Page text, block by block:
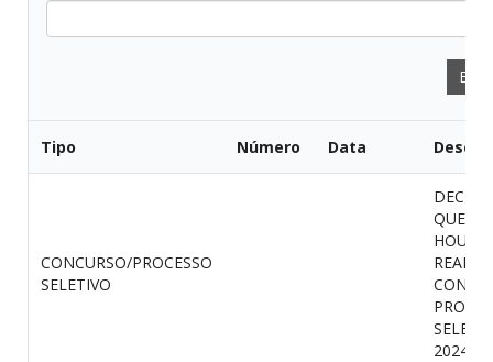
Tipo Número Data
CONCURSO/PROCESSO
SELETIVO
QUE
HOUVE
2024